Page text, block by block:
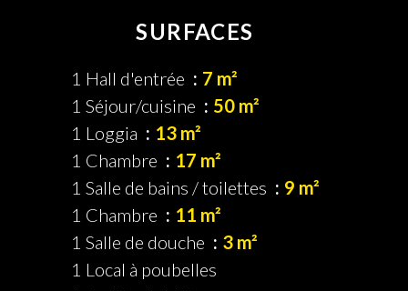
SURFACES
1 Hall d'entrée
7 m²
1 Séjour/cuisine
50 m²
1 Loggia
13 m²
1 Chambre
17 m²
1 Salle de bains / toilettes
9 m²
1 Chambre
11 m²
1 Salle de douche
3 m²
1 Local à poubelles